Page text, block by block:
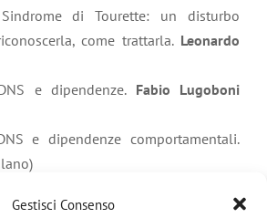
Gestisci Consenso
di Tourette: un disturbo
come trattarla. Leonardo
e dipendenze. Fabio Lugoboni
e dipendenze comportamentali.
carcere.